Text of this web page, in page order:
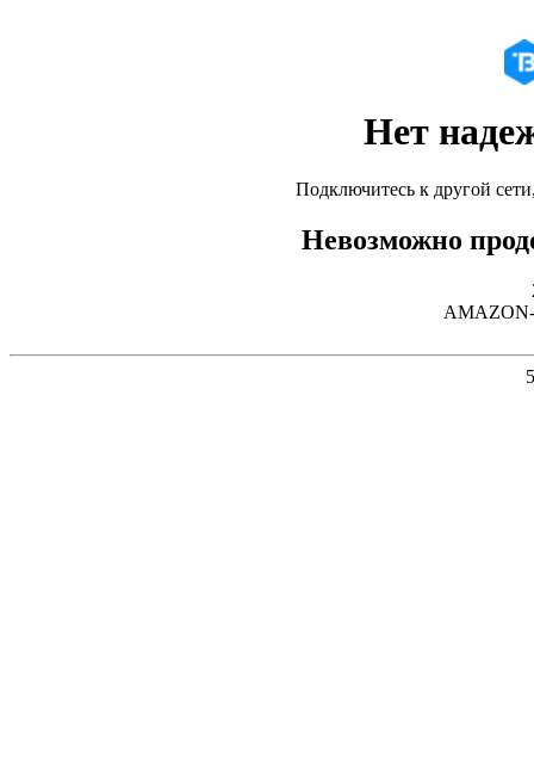
Нет
Подключитесь к другой
Невозможно
AMAZON-